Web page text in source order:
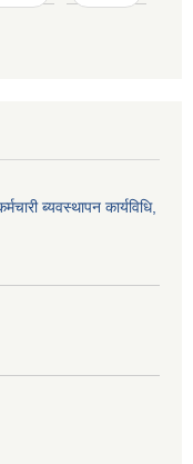
ब्यवस्थापन कार्यविधि,